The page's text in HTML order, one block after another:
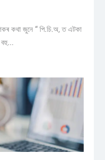
কথা জুনে “ পি.চি.অ, ত এটকা
বহু...